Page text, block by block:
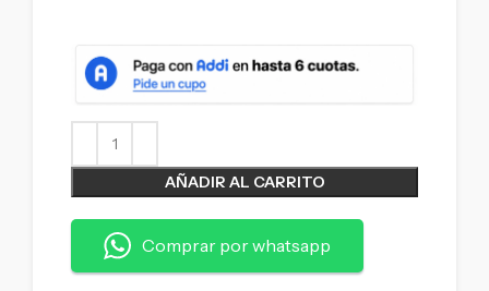
AÑADIR AL CARRITO
Comprar por whatsapp